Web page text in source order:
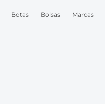
Botas Bolsas Marcas